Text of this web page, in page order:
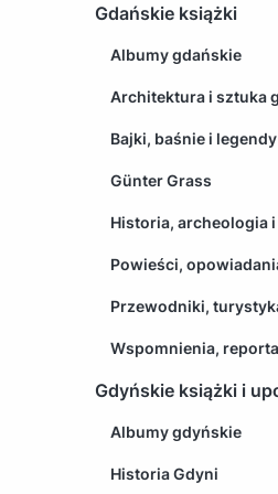
Gdańskie książki
Albumy gdańskie
Architektura i sztuka
Bajki, baśnie i
Günter Grass
Historia, archeologia
Powieści,
Przewodniki,
Wspomnienia,
Gdyńskie książki i
Albumy gdyńskie
Historia Gdyni